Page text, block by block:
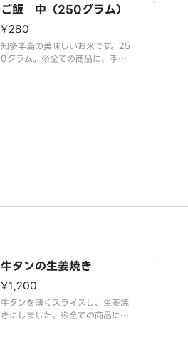
ご飯 中（250グラム）
¥280
知多半島の美味しいお米です。25
0グラム。※全ての商品に、手数
牛タンの生姜焼き
¥1,200
牛タンを薄くスライスし、生姜焼
きにしました。※全ての商品に、